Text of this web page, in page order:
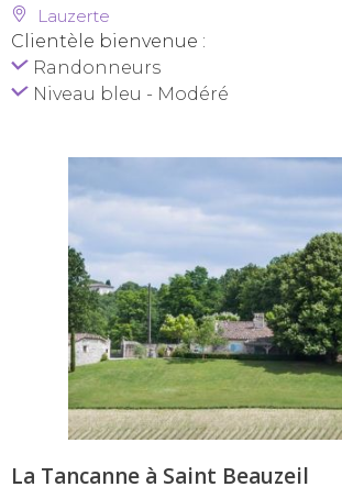
Lauzerte
Clientèle bienvenue :
Randonneurs
Niveau bleu - Modéré
La Tancanne à Saint Beauzeil